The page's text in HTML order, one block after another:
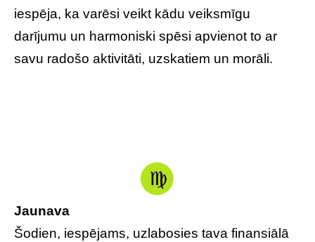
iespēja, ka varēsi veikt kādu veiksmīgu
darījumu un harmoniski spēsi apvienot to ar
savu radošo aktivitāti, uzskatiem un morāli.
Jaunava
Šodien, iespējams, uzlabosies tava finansiālā